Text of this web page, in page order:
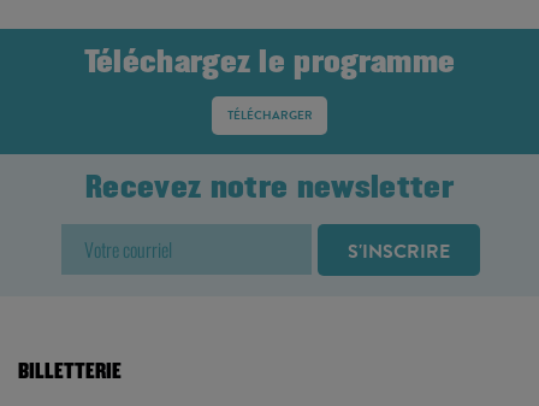
Téléchargez le programme
TÉLÉCHARGER
Recevez notre newsletter
BILLETTERIE